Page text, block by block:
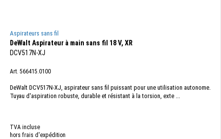
Aspirateurs sans fil
DeWalt Aspirateur à main sans fil 18 V, XR
DCV517N-XJ
Art. 566415.0100
DeWalt DCV517N-XJ, aspirateur sans fil puissant pour une utilisation autonome.
Tuyau d'aspiration robuste, durable et résistant à la torsion, exte ...
TVA incluse
hors frais d'expédition